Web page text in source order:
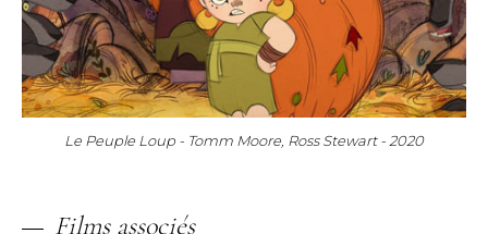
Le Peuple Loup - Tomm Moore, Ross Stewart - 2020
Films associés